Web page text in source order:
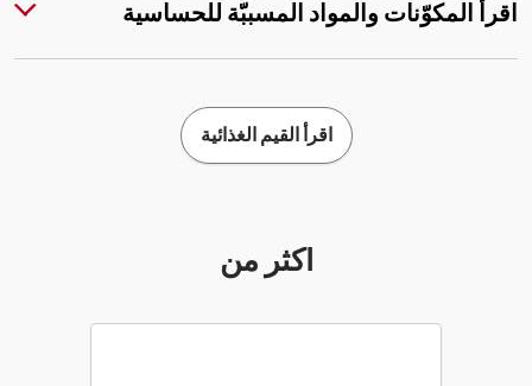
اقرأ المكوّنات والمواد المسببّة للحساسية
اقرأ القيم الغذائية
أكثر من